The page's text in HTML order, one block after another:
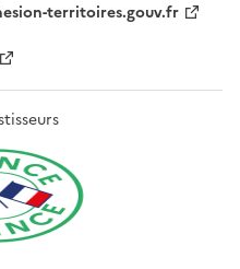
territoires.gouv.fr